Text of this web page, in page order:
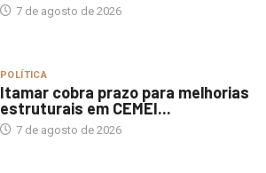
7 de agosto de 2026
POLÍTICA
Itamar cobra prazo para melhorias
estruturais em CEMEI...
7 de agosto de 2026